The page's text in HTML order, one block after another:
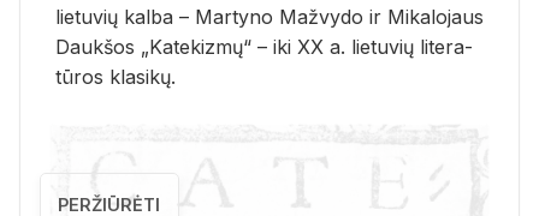
lie­tu­vių kal­ba – Mar­ty­no Ma­žvy­do ir Mi­ka­lo­jaus
Dauk­šos „Ka­te­kiz­mų“ – iki XX a. lie­tu­vių li­te­ra­
tū­ros kla­si­kų.
PERŽIŪRĖTI